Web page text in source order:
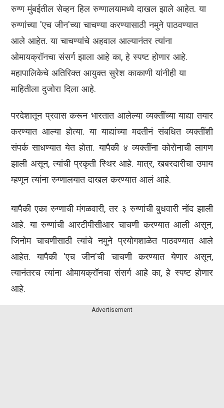
रुग्ण मुंबईतील सेव्हन हिल रुग्णालयामध्ये दाखल झाले आहेत. या
रुग्णांच्या 'एच जीन'च्या चाचण्या करण्यासाठी नमुने पाठवण्यात
आले आहेत. या चाचण्यांचे अहवाल आल्यानंतर त्यांना
ओमायक्रॉनचा संसर्ग झाला आहे का, हे स्पष्ट होणार आहे.
महापालिकेचे अतिरिक्त आयुक्त सुरेश काकाणी यांनीही या
माहितीला दुजोरा दिला आहे.
परदेशातून प्रवास करून भारतात आलेल्या व्यक्तींच्या याद्या तयार
करण्यात आल्या होत्या. या याद्यांच्या मदतीनं संबधित व्यक्तींशी
संपर्क साधण्यात येत होता. यापैकी ४ व्यक्तींना कोरोनाची लागण
झाली असून, त्यांची प्रकृती स्थिर आहे. मात्र, खबरदारीचा उपाय
म्हणून त्यांना रुग्णालयात दाखल करण्यात आलं आहे.
यापैकी एका रुग्णाची मंगळवारी, तर ३ रुग्णांची बुधवारी नोंद झाली
आहे. या रुग्णांची आरटीपीसीआर चाचणी करण्यात आली असून,
जिनोम चाचणीसाठी त्यांचे नमुने प्रयोगशाळेत पाठवण्यात आले
आहेत. यापैकी 'एच जीन'ची चाचणी करण्यात येणार असून,
त्यानंतरच त्यांना ओमायक्रॉनचा संसर्ग आहे का, हे स्पष्ट होणार
आहे.
Advertisement